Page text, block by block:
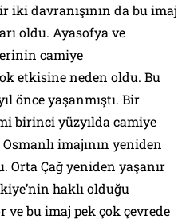
iki davranışının da bu imaj
oldu. Ayasofya ve
camiye
etkisine neden oldu. Bu
önce yaşanmıştı. Bir
birinci yüzyılda camiye
imajının yeniden
Orta Çağ yeniden yaşanır
haklı olduğu
bu imaj pek çok çevrede